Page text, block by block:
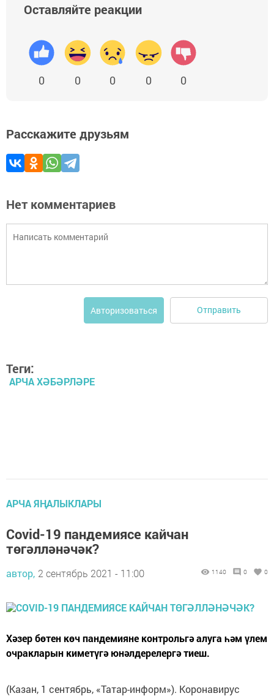
Оставляйте реакции
0 0 0 0 0
Расскажите друзьям
Нет комментариев
Авторизоваться Отправить
Теги:
АРЧА ХӘБӘРЛӘРЕ
АРЧА ЯҢАЛЫКЛАРЫ
Covid-19 пандемиясе кайчан
төгәлләнәчәк?
автор, 2 сентябрь 2021 - 11:00 1140 0 0
Хәзер бөтен көч пандемияне контрольгә алуга һәм үлем
очракларын киметүгә юнәлдерелергә тиеш.
(Казан, 1 сентябрь, «Татар-информ»). Коронавирус